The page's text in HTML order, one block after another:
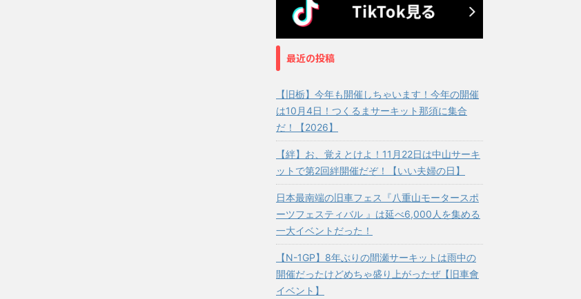
最近の投稿
【旧栃】今年も開催しちゃいます！今年の開催
は10月4日！つくるまサーキット那須に集合
だ！【2026】
【絆】お、覚えとけよ！11月22日は中山サーキ
ットで第2回絆開催だぞ！【いい夫婦の日】
日本最南端の旧車フェス『八重山モータースポ
ーツフェスティバル 』は延べ6,000人を集める
一大イベントだった！
【N-1GP】8年ぶりの間瀬サーキットは雨中の
開催だったけどめちゃ盛り上がったぜ【旧車會
イベント】